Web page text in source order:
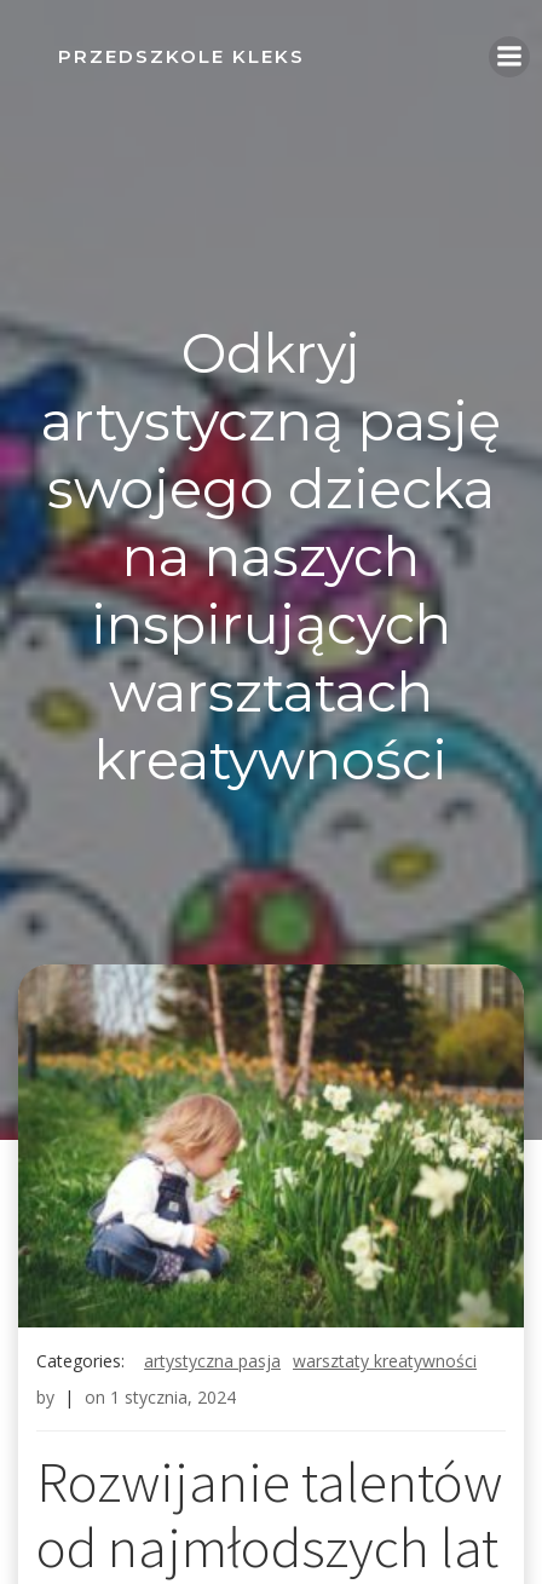
content
PRZEDSZKOLE KLEKS
Odkryj
artystyczną pasję
swojego dziecka
na naszych
inspirujących
warsztatach
kreatywności
Categories: artystyczna pasja warsztaty kreatywności
by | on 1 stycznia, 2024
Rozwijanie talentów
od najmłodszych lat